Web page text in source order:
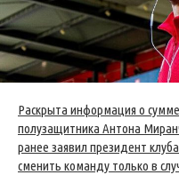
Раскрыта информация о сумме
полузащитника Антона
ранее заявил президент
сменить команду только в